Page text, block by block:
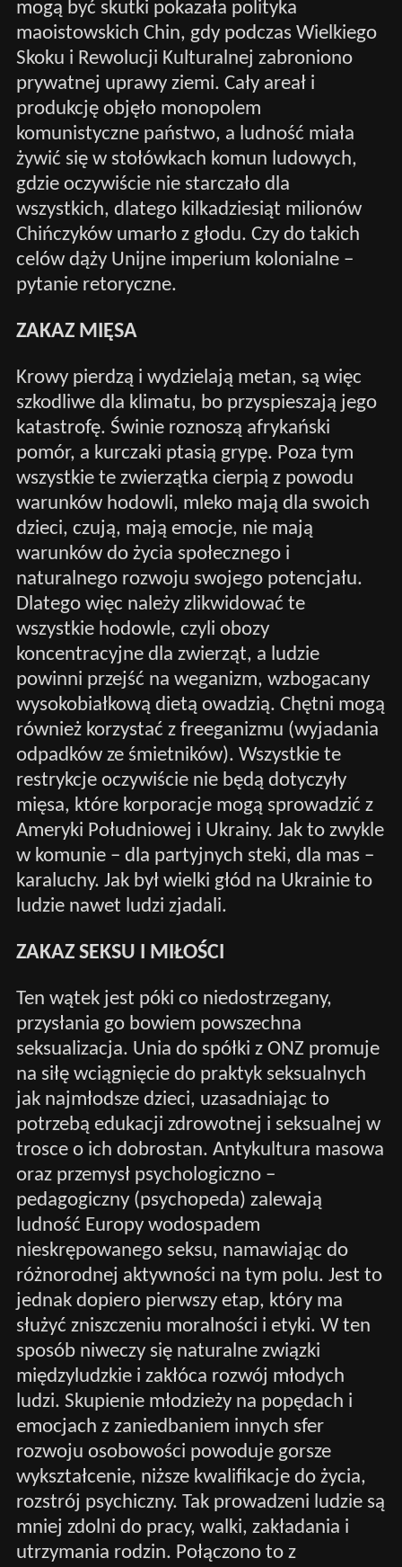
mogą być skutki pokazała polityka
maoistowskich Chin, gdy podczas Wielkiego
Skoku i Rewolucji Kulturalnej zabroniono
prywatnej uprawy ziemi. Cały areał i
produkcję objęło monopolem
komunistyczne państwo, a ludność miała
żywić się w stołówkach komun ludowych,
gdzie oczywiście nie starczało dla
wszystkich, dlatego kilkadziesiąt milionów
Chińczyków umarło z głodu. Czy do takich
celów dąży Unijne imperium kolonialne –
pytanie retoryczne.
ZAKAZ MIĘSA
Krowy pierdzą i wydzielają metan, są więc
szkodliwe dla klimatu, bo przyspieszają jego
katastrofę. Świnie roznoszą afrykański
pomór, a kurczaki ptasią grypę. Poza tym
wszystkie te zwierzątka cierpią z powodu
warunków hodowli, mleko mają dla swoich
dzieci, czują, mają emocje, nie mają
warunków do życia społecznego i
naturalnego rozwoju swojego potencjału.
Dlatego więc należy zlikwidować te
wszystkie hodowle, czyli obozy
koncentracyjne dla zwierząt, a ludzie
powinni przejść na weganizm, wzbogacany
wysokobiałkową dietą owadzią. Chętni mogą
również korzystać z freeganizmu (wyjadania
odpadków ze śmietników). Wszystkie te
restrykcje oczywiście nie będą dotyczyły
mięsa, które korporacje mogą sprowadzić z
Ameryki Południowej i Ukrainy. Jak to zwykle
w komunie – dla partyjnych steki, dla mas –
karaluchy. Jak był wielki głód na Ukrainie to
ludzie nawet ludzi zjadali.
ZAKAZ SEKSU I MIŁOŚCI
Ten wątek jest póki co niedostrzegany,
przysłania go bowiem powszechna
seksualizacja. Unia do spółki z ONZ promuje
na siłę wciągnięcie do praktyk seksualnych
jak najmłodsze dzieci, uzasadniając to
potrzebą edukacji zdrowotnej i seksualnej w
trosce o ich dobrostan. Antykultura masowa
oraz przemysł psychologiczno –
pedagogiczny (psychopeda) zalewają
ludność Europy wodospadem
nieskrępowanego seksu, namawiając do
różnorodnej aktywności na tym polu. Jest to
jednak dopiero pierwszy etap, który ma
służyć zniszczeniu moralności i etyki. W ten
sposób niweczy się naturalne związki
międzyludzkie i zakłóca rozwój młodych
ludzi. Skupienie młodzieży na popędach i
emocjach z zaniedbaniem innych sfer
rozwoju osobowości powoduje gorsze
wykształcenie, niższe kwalifikacje do życia,
rozstrój psychiczny. Tak prowadzeni ludzie są
mniej zdolni do pracy, walki, zakładania i
utrzymania rodzin. Połączono to z